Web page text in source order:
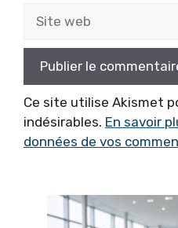
web
Ce site utilise Akismet
indésirables. En savoir
données de vos